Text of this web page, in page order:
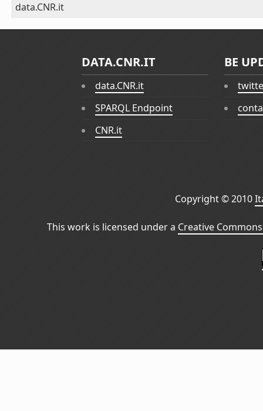
data.CNR.it
DATA.CNR.IT
data.CNR.it
SPARQL Endpoint
CNR.it
BE
Copyright © 2010
This work is licensed under a Creative